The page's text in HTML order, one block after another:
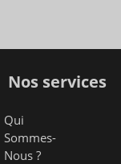
Nos services
Qui
Sommes-
Nous ?